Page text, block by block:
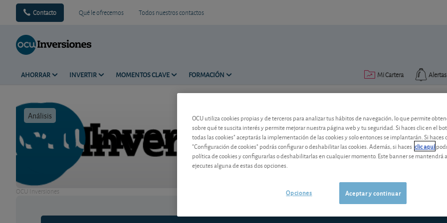
Contacto Qué le ofrecemos Todos nuestros contactos
AHORRAR INVERTIR MOMENTOS CLAVE FORMACIÓN Alertas
Mi Cartera
Análisis Tiempo de lectura: 14 min.
OCU Inversiones
Limitar el precio de una
¿Sabía que se puede utilizar hasta un
Eso sí, siempre que su tick size lo
OCU utiliza cookies propias y de terceros para analizar tus hábitos de navegación, lo que permite
sobre qué te suscita interés y permite mejorar nuestra página web y tu seguridad. Si haces clic en el
todas las cookies" aceptarás la implementación de las cookies y solo entonces se implantarán. Si haces
"Configuración de cookies" podrás configurar o deshabilitar las cookies. Además, si haces clic aquí
política de cookies y configurarlas o deshabilitarlas en cualquier momento. Este banner se mantendrá
ejecutes alguna de estas dos opciones.
Aceptar y continuar
Opciones